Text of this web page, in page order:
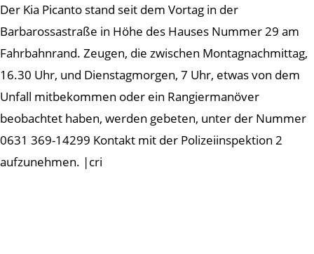
Der Kia Picanto stand seit dem Vortag in der
Barbarossastraße in Höhe des Hauses Nummer 29 am
Fahrbahnrand. Zeugen, die zwischen Montagnachmittag,
16.30 Uhr, und Dienstagmorgen, 7 Uhr, etwas von dem
Unfall mitbekommen oder ein Rangiermanöver
beobachtet haben, werden gebeten, unter der Nummer
0631 369-14299 Kontakt mit der Polizeiinspektion 2
aufzunehmen. |cri